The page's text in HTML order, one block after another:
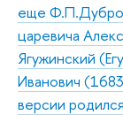
еще
царевича
Ягужинский
Иванович
версии